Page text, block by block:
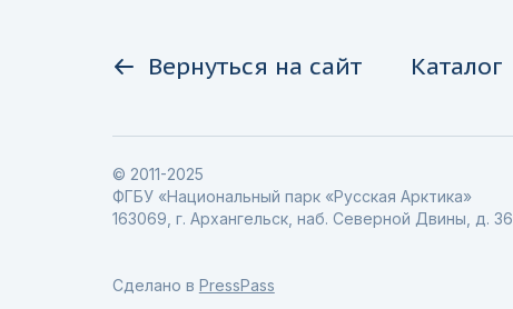
Вернуться на сайт Каталог
© 2011-2025
ФГБУ «Национальный парк «Русская Арктика»
163069, г. Архангельск, наб. Северной Двины, д. 36
Сделано в PressPass